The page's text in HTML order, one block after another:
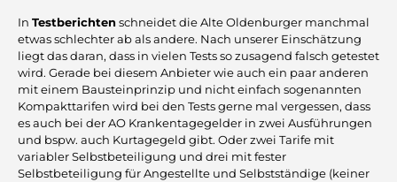
In Testberichten schneidet die Alte Oldenburger manchmal
etwas schlechter ab als andere. Nach unserer Einschätzung
liegt das daran, dass in vielen Tests so zusagend falsch getestet
wird. Gerade bei diesem Anbieter wie auch ein paar anderen
mit einem Bausteinprinzip und nicht einfach sogenannten
Kompakttarifen wird bei den Tests gerne mal vergessen, dass
es auch bei der AO Krankentagegelder in zwei Ausführungen
und bspw. auch Kurtagegeld gibt. Oder zwei Tarife mit
variabler Selbstbeteiligung und drei mit fester
Selbstbeteiligung für Angestellte und Selbstständige (keiner